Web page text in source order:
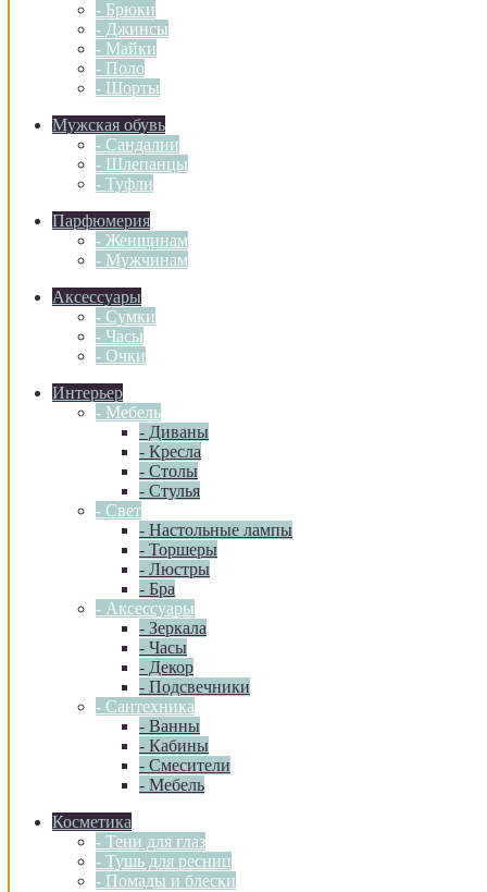
- Брюки
- Джинсы
- Майки
- Поло
- Шорты
Мужская обувь
- Сандалии
- Шлепанцы
- Туфли
Парфюмерия
- Женщинам
- Мужчинам
Аксессуары
- Сумки
- Часы
- Очки
Интерьер
- Мебель
- Диваны
- Кресла
- Столы
- Стулья
- Свет
- Настольные лампы
- Торшеры
- Люстры
- Бра
- Аксессуары
- Зеркала
- Часы
- Декор
- Подсвечники
- Сантехника
- Ванны
- Кабины
- Смесители
- Мебель
Косметика
- Тени для глаз
- Тушь для ресниц
- Помады и блески